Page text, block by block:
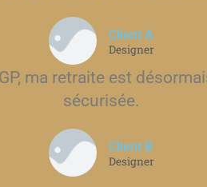
Client A
Designer
ma retraite est
sécurisée.
Client B
Designer